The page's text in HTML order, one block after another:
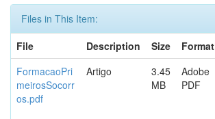
Files in This Item:
File
Description Size
Format
FormacaoPri
meirosSocorr
os.pdf
Artigo
3.45
MB
Adobe
PDF